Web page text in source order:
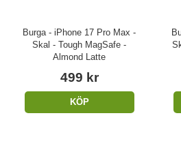
Burga - iPhone 17 Pro Max -
Skal - Tough MagSafe -
Almond Latte
499 kr
KÖP